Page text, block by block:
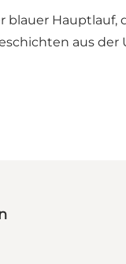
blauer Hauptlauf,
aus der